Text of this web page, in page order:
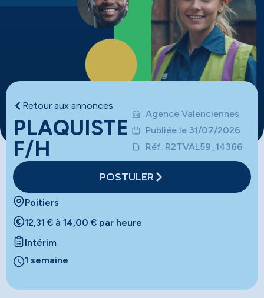
Retour aux annonces
PLAQUISTE
F/H
Agence Valenciennes
Publiée le 31/07/2026
Réf. R2TVAL59_14366
POSTULER
Poitiers
12,31 € à 14,00 € par heure
Intérim
1 semaine